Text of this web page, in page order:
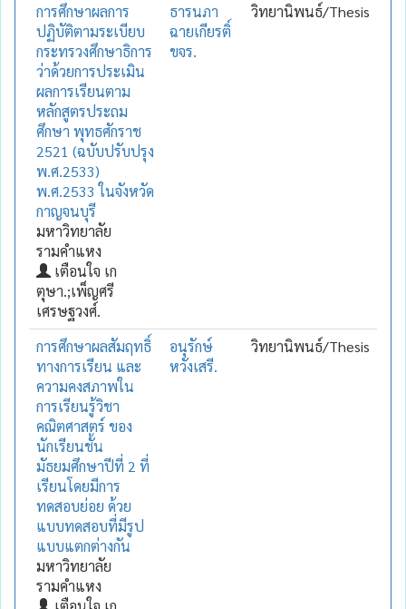
การศึกษาผลการ
ปฏิบัติตามระเบียบ
กระทรวงศึกษาธิการ
ว่าด้วยการประเมิน
ผลการเรียนตาม
หลักสูตรประถม
ศึกษา พุทธศักราช
2521 (ฉบับปรับปรุง
พ.ศ.2533)
พ.ศ.2533 ในจังหวัด
กาญจนบุรี
มหาวิทยาลัย
รามคำแหง
เตือนใจ เก
ตุษา.;เพ็ญศรี
เศรษฐวงศ์.
ธารนภา
ฉายเกียรติ์
ขจร.
วิทยานิพนธ์/Thesis
การศึกษาผลสัมฤทธิ์
ทางการเรียน และ
ความคงสภาพใน
การเรียนรู้วิชา
คณิตศาสตร์ ของ
นักเรียนชั้น
มัธยมศึกษาปีที่ 2 ที่
เรียนโดยมีการ
ทดสอบย่อย ด้วย
แบบทดสอบที่มีรูป
แบบแตกต่างกัน
มหาวิทยาลัย
รามคำแหง
อนุรักษ์
หวังเสรี.
วิทยานิพนธ์/Thesis